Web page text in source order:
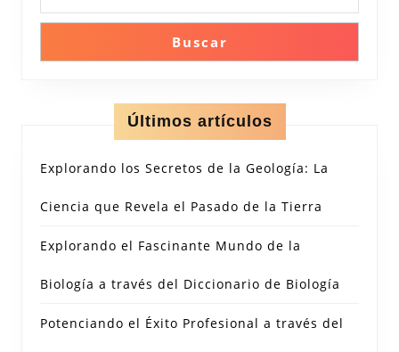
Buscar
Últimos artículos
Explorando los Secretos de la Geología: La
Ciencia que Revela el Pasado de la Tierra
Explorando el Fascinante Mundo de la
Biología a través del Diccionario de Biología
Potenciando el Éxito Profesional a través del